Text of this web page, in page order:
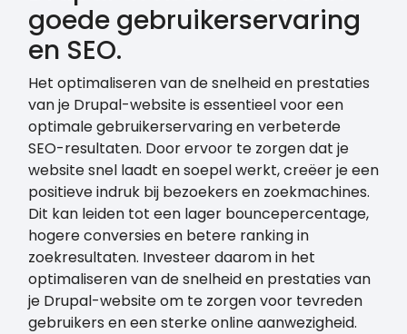
goede gebruikerservaring
en SEO.
Het optimaliseren van de snelheid en prestaties
van je Drupal-website is essentieel voor een
optimale gebruikerservaring en verbeterde
SEO-resultaten. Door ervoor te zorgen dat je
website snel laadt en soepel werkt, creëer je een
positieve indruk bij bezoekers en zoekmachines.
Dit kan leiden tot een lager bouncepercentage,
hogere conversies en betere ranking in
zoekresultaten. Investeer daarom in het
optimaliseren van de snelheid en prestaties van
je Drupal-website om te zorgen voor tevreden
gebruikers en een sterke online aanwezigheid.